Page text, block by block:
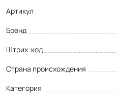
Артикул
Бренд
Штрих-код
Страна происхождения
Категория